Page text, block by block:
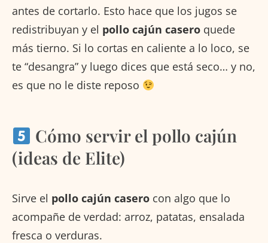
antes de cortarlo. Esto hace que los jugos se
redistribuyan y el pollo cajún casero quede
más tierno. Si lo cortas en caliente a lo loco, se
te “desangra” y luego dices que está seco… y no,
es que no le diste reposo
Cómo servir el pollo cajún
(ideas de Elite)
Sirve el pollo cajún casero con algo que lo
acompañe de verdad: arroz, patatas, ensalada
fresca o verduras.